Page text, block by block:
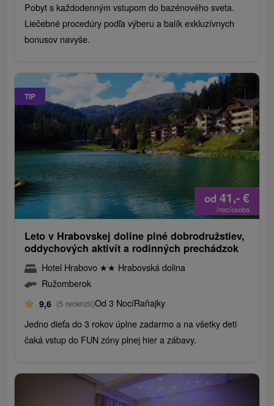
Pobyt s každodenným vstupom do bazénového sveta.
Liečebné procedúry podľa výberu a balík exkluzívnych
bonusov navyše.
TIP
od 41,-€
/noc/osoba
Leto v Hrabovskej doline plné dobrodružstiev,
oddychových aktivít a rodinných prechádzok
Hotel Hrabovo ★★ Hrabovská dolina
Ružomberok
9,6 (5 recenzií)Od 3 NocíRaňajky
Jedno dieťa do 3 rokov úplne zadarmo a na všetky deti
čaká vstup do FUN zóny plnej hier a zábavy.